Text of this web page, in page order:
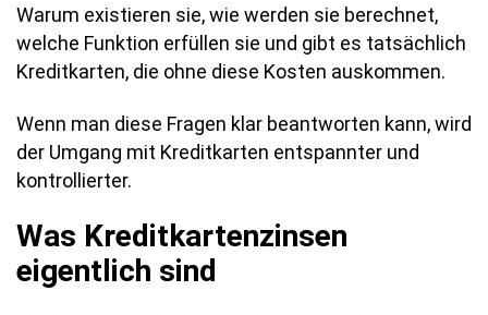
Warum existieren sie, wie werden sie berechnet,
welche Funktion erfüllen sie und gibt es tatsächlich
Kreditkarten, die ohne diese Kosten auskommen.
Wenn man diese Fragen klar beantworten kann, wird
der Umgang mit Kreditkarten entspannter und
kontrollierter.
Was Kreditkartenzinsen
eigentlich sind